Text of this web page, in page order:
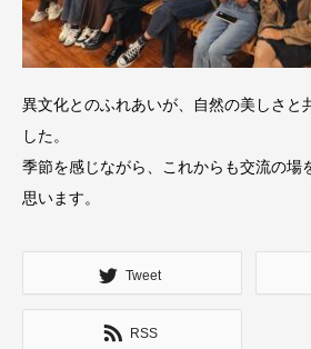
異文化とのふれあいが、自然の美しさと
した。
季節を感じながら、これからも交流の場
思います。
Tweet
RSS